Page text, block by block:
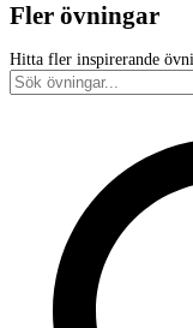
Fler övningar
Hitta fler inspirerande